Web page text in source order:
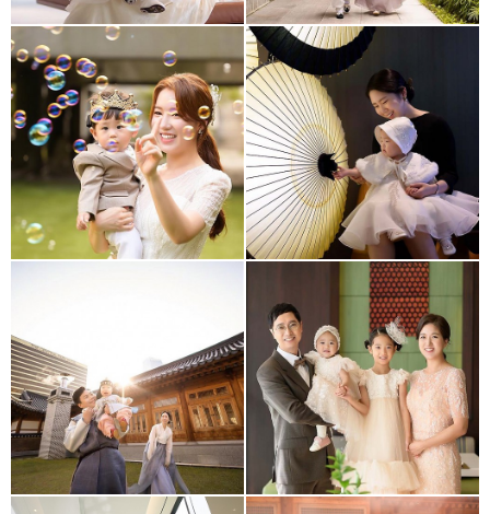
파크루안 워커힐 모에기
경원재 송도 쉐라톤